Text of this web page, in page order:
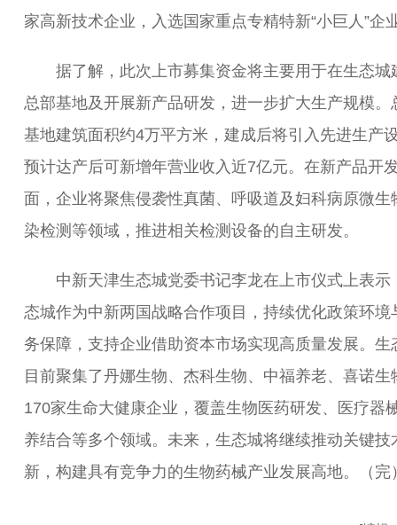
家高新技术企业，入选国家重点专精特新“小巨人”企
据了解，此次上市募集资金将主要用于在生态城
总部基地及开展新产品研发，进一步扩大生产规模。
基地建筑面积约4万平方米，建成后将引入先进生产
预计达产后可新增年营业收入近7亿元。在新产品开
面，企业将聚焦侵袭性真菌、呼吸道及妇科病原微生
染检测等领域，推进相关检测设备的自主研发。
中新天津生态城党委书记李龙在上市仪式上表示
态城作为中新两国战略合作项目，持续优化政策环境
务保障，支持企业借助资本市场实现高质量发展。生
目前聚集了丹娜生物、杰科生物、中福养老、喜诺生
170家生命大健康企业，覆盖生物医药研发、医疗器
养结合等多个领域。未来，生态城将继续推动关键技
新，构建具有竞争力的生物药械产业发展高地。（完